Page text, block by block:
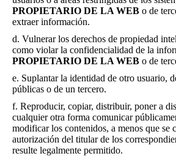
PROPIETARIO DE LA WEB o de
extraer información.
d. Vulnerar los derechos de propiedad
como violar la confidencialidad de la
PROPIETARIO DE LA WEB o de
e. Suplantar la identidad de otro usuario,
públicas o de un tercero.
f. Reproducir, copiar, distribuir, poner a
cualquier otra forma comunicar
modificar los contenidos, a menos que se
autorización del titular de los
resulte legalmente permitido.